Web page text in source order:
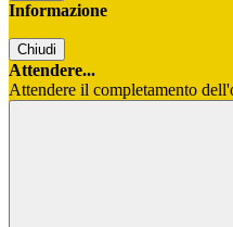
Informazione
Chiudi
Attendere...
Attendere il completamento